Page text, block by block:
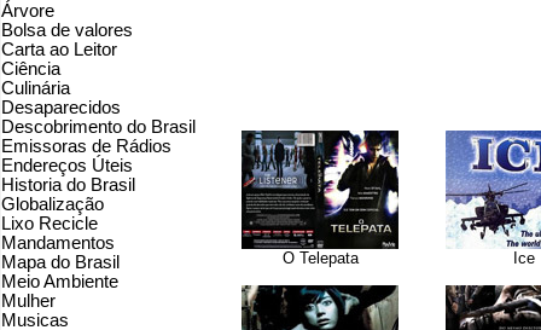
Árvore
Bolsa de valores
Carta ao Leitor
Ciência
Culinária
Desaparecidos
Descobrimento do Brasil
Emissoras de Rádios
Endereços Úteis
Historia do Brasil
Globalização
Lixo Recicle
Mandamentos
Mapa do Brasil
Meio Ambiente
Mulher
Musicas
O Telepata Ice